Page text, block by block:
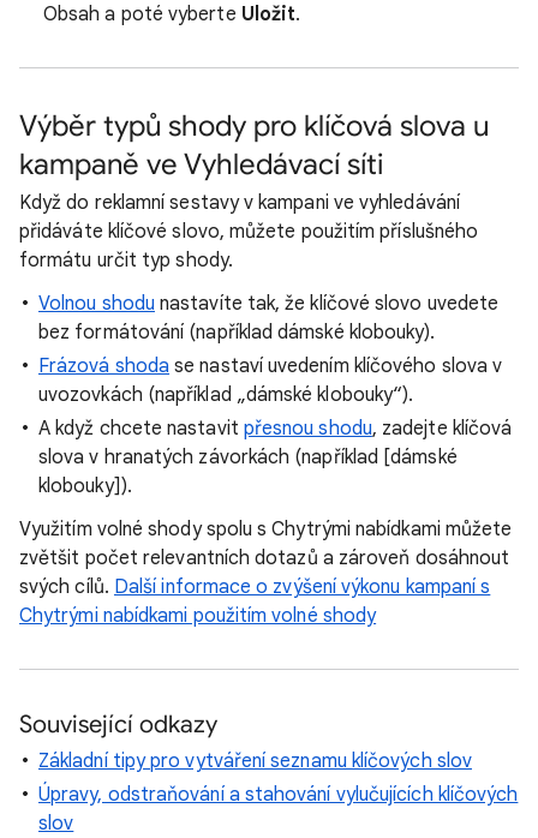
Obsah a poté vyberte Uložit.
Výběr typů shody pro klíčová slova u
kampaně ve Vyhledávací síti
Když do reklamní sestavy v kampani ve vyhledávání
přidáváte klíčové slovo, můžete použitím příslušného
formátu určit typ shody.
Volnou shodu nastavíte tak, že klíčové slovo uvedete
bez formátování (například dámské klobouky).
Frázová shoda se nastaví uvedením klíčového slova v
uvozovkách (například „dámské klobouky“).
A když chcete nastavit přesnou shodu, zadejte klíčová
slova v hranatých závorkách (například [dámské
klobouky]).
Využitím volné shody spolu s Chytrými nabídkami můžete
zvětšit počet relevantních dotazů a zároveň dosáhnout
svých cílů. Další informace o zvýšení výkonu kampaní s
Chytrými nabídkami použitím volné shody
Související odkazy
Základní tipy pro vytváření seznamu klíčových slov
Úpravy, odstraňování a stahování vylučujících klíčových
slov